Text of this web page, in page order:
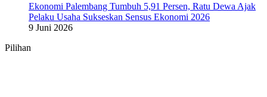
Ekonomi Palembang Tumbuh 5,91 Persen, Ratu Dewa Ajak
Pelaku Usaha Sukseskan Sensus Ekonomi 2026
9 Juni 2026
Pilihan